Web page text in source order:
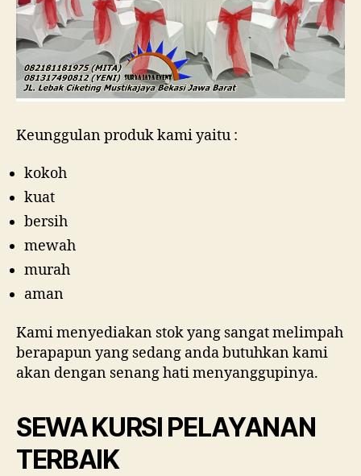
Keunggulan produk kami yaitu :
kokoh
kuat
bersih
mewah
murah
aman
Kami menyediakan stok yang sangat melimpah
berapapun yang sedang anda butuhkan kami
akan dengan senang hati menyanggupinya.
SEWA KURSI PELAYANAN
TERBAIK